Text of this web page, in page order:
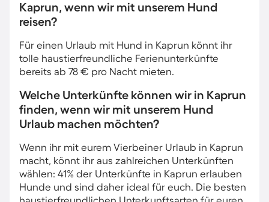
Kaprun, wenn wir mit unserem Hund
reisen?
Für einen Urlaub mit Hund in Kaprun könnt ihr
tolle haustierfreundliche Ferienunterkünfte
bereits ab 78 € pro Nacht mieten.
Welche Unterkünfte können wir in Kaprun
finden, wenn wir mit unserem Hund
Urlaub machen möchten?
Wenn ihr mit eurem Vierbeiner Urlaub in Kaprun
macht, könnt ihr aus zahlreichen Unterkünften
wählen: 41% der Unterkünfte in Kaprun erlauben
Hunde und sind daher ideal für euch. Die besten